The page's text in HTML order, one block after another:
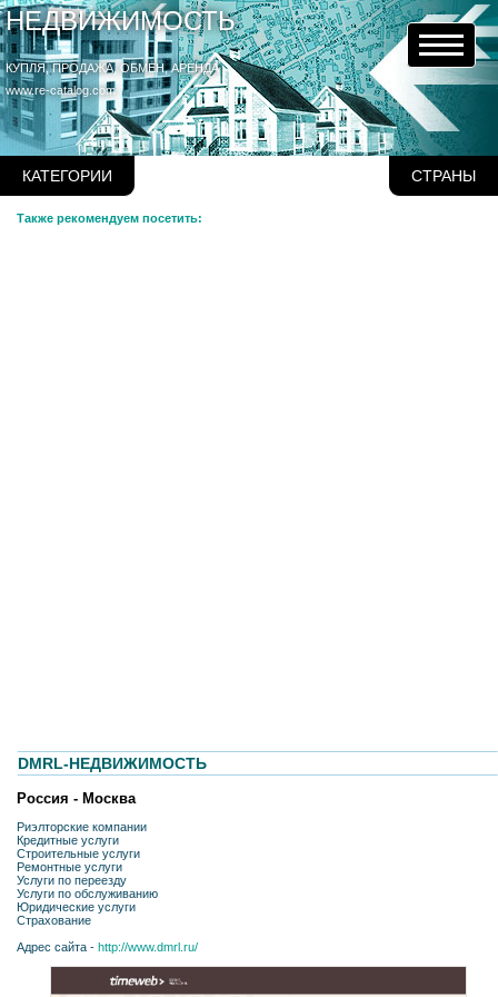
НЕДВИЖИМОСТЬ
КУПЛЯ, ПРОДАЖА, ОБМЕН, АРЕНДА
www.re-catalog.com
КАТЕГОРИИ СТРАНЫ
Также рекомендуем посетить:
DMRL-НЕДВИЖИМОСТЬ
Россия - Москва
Риэлторские компании
Кредитные услуги
Строительные услуги
Ремонтные услуги
Услуги по переезду
Услуги по обслуживанию
Юридические услуги
Страхование
Адрес сайта - http://www.dmrl.ru/